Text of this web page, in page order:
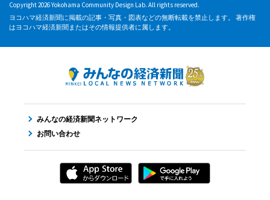
Copyright 2026 Yokohama Community Design Lab. All rights reserved.
ヨコハマ経済新聞に掲載の記事・写真・図表などの無断転載を禁止します。 著作権
はヨコハマ経済新聞またはその情報提供者に属します。
みんなの経済新聞ネットワーク
お問い合わせ